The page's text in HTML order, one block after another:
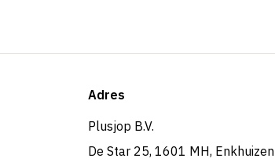
Adres
Plusjop B.V.
De Star 25, 1601 MH, Enkhuizen